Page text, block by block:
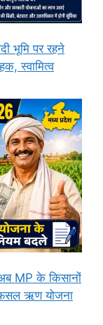
भूमि पर रहने
स्वामित्व
MP के किसानों
ऋण योजना